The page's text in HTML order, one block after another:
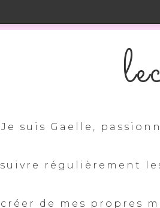
Je suis Gaelle,
suivre régulièrement
créer de mes propres